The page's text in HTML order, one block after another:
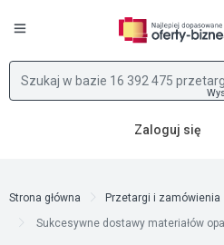
Zaloguj się
Strona główna
Przetargi i zamówienia
Sukcesywne dostawy materiałów